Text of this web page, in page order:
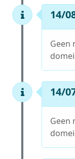
14/
Geen
14/
Geen